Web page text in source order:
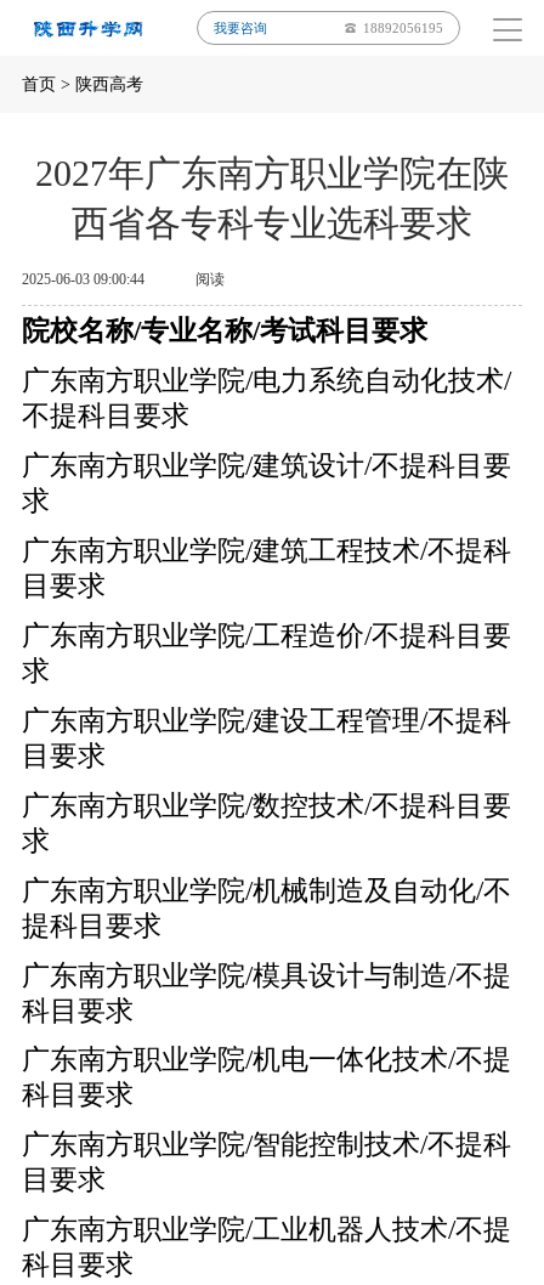
我要咨询 18892056195
首页> 陕西高考
2027年广东南方职业学院在陕
西省各专科专业选科要求
2025-06-03 09:00:44 阅读
院校名称/专业名称/考试科目要求
广东南方职业学院/电力系统自动化技术/
不提科目要求
广东南方职业学院/建筑设计/不提科目要
求
广东南方职业学院/建筑工程技术/不提科
目要求
广东南方职业学院/工程造价/不提科目要
求
广东南方职业学院/建设工程管理/不提科
目要求
广东南方职业学院/数控技术/不提科目要
求
广东南方职业学院/机械制造及自动化/不
提科目要求
广东南方职业学院/模具设计与制造/不提
科目要求
广东南方职业学院/机电一体化技术/不提
科目要求
广东南方职业学院/智能控制技术/不提科
目要求
广东南方职业学院/工业机器人技术/不提
科目要求